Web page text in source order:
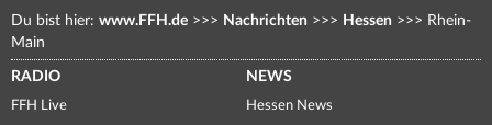
Du bist hier: www.FFH.de >>> Nachrichten >>> Hessen >>> Rhein-
Main
RADIO
FFH Live
NEWS
Hessen News